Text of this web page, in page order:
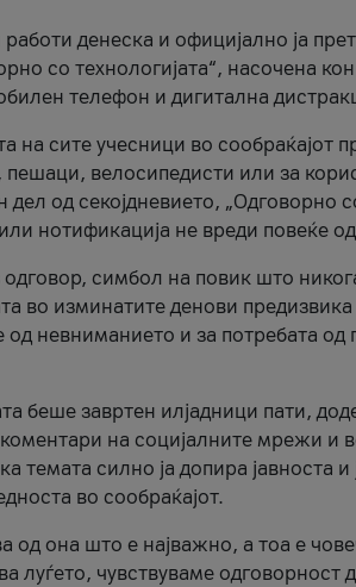
денеска и официјално ја
со технологијата“, насочена
телефон и дигитална
на сите учесници во сообраќајот
пешаци, велосипедисти или за
од секојдневието, „Одговорно
нотификација не вреди повеќе
симбол на повик што
во изминатите денови
од невниманието и за потребата
беше завртен илјадници пати,
на социјалните мрежи и
темата силно ја допира јавноста и
во сообраќајот.
од она што е најважно, а тоа е
луѓето, чувствуваме